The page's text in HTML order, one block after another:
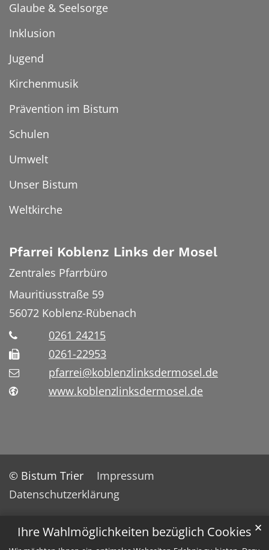
Ihre Wahlmöglichkeiten bezüglich Cookies ✕
Glaube & Seelsorge
Inklusion
Jugend
Kirchenmusik
Prävention im Bistum
Schulen
Umwelt
Unser Bistum
Weltkirche
Pfarrei Koblenz Links der Mosel
Zentrales Pfarrbüro
Mauritiusstraße 59
56072 Koblenz-Rübenach
0261 24215
0261-22953
pfarrei@koblenzlinksdermosel.de
www.koblenzlinksdermosel.de
© Bistum Trier
Impressum
Datenschutzerklärung